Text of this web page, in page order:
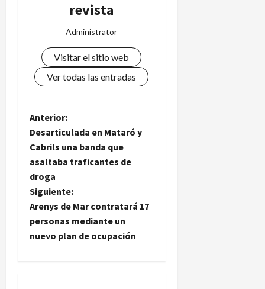
revista
Administrator
Visitar el sitio web
Ver todas las entradas
N
a
v
e
g
a
Anterior:
Desarticulada en Mataró y
Cabrils una banda que
asaltaba traficantes de
droga
Siguiente:
Arenys de Mar contratará 17
personas mediante un
nuevo plan de ocupación